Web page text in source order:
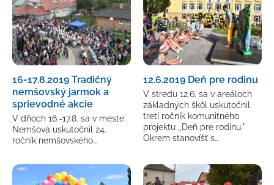
16-17.8.2019 Tradičný
nemšovský jarmok a
sprievodné akcie
V dňoch 16.-17.8. sa v meste
Nemšová uskutočnil 24.
ročník nemšovského…
12.6.2019 Deň pre rodinu
V stredu 12.6. sa v areáloch
základných škôl uskutočnil
tretí ročník komunitného
projektu ,,Deň pre rodinu."
Okrem stanovíšť s…